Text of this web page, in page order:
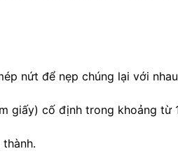
nứt để nẹp chúng lại với
giấy) cố định trong khoảng từ